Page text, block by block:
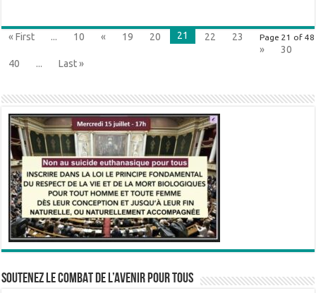
Page 21 of 48
« First ... 10 « 19 20 21 22
23
»
30
40
... Last »
SOUTENEZ LE COMBAT DE L’AVenir pour Tous